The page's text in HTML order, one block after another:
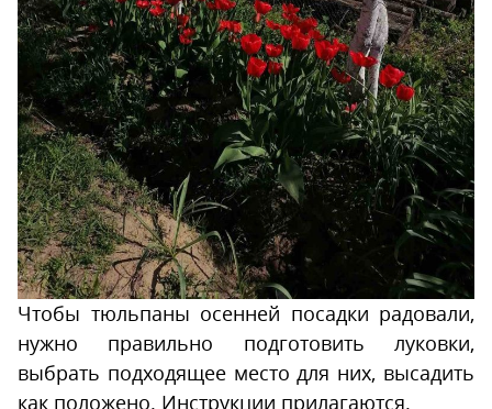
Чтобы тюльпаны осенней посадки радовали,
нужно правильно подготовить луковки,
выбрать подходящее место для них, высадить
как положено. Инструкции прилагаются.